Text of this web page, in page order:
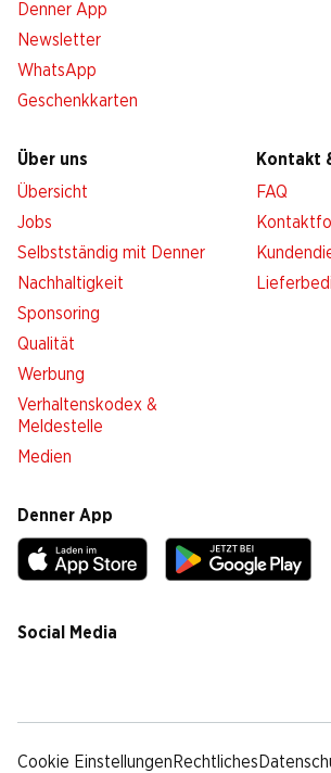
Denner App
Newsletter
WhatsApp
Geschenkkarten
Über uns
Übersicht
Jobs
Selbstständig mit Denner
Nachhaltigkeit
Sponsoring
Qualität
Werbung
Verhaltenskodex &
Meldestelle
Medien
Kontakt
FAQ
Denner App
Social Media
Cookie Einstellungen Rechtliches